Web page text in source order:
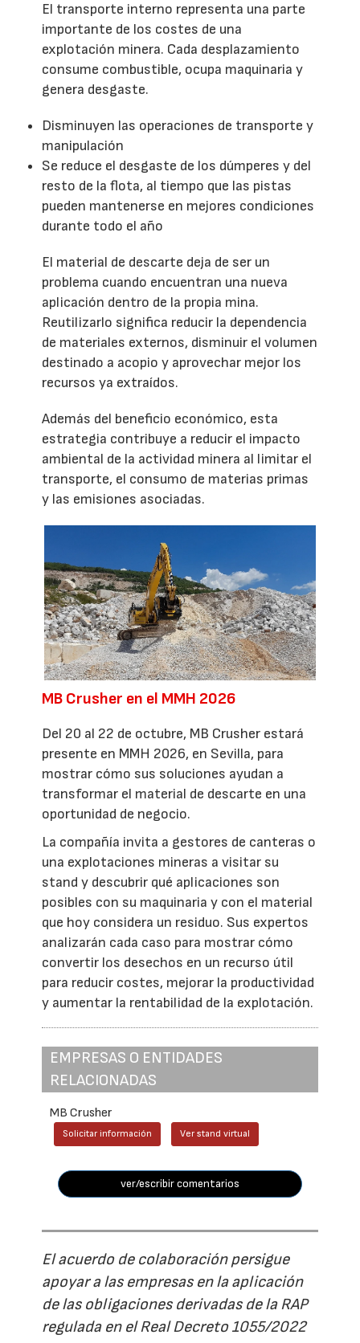
El transporte interno representa una parte
importante de los costes de una
explotación minera. Cada desplazamiento
consume combustible, ocupa maquinaria y
genera desgaste.
Disminuyen las operaciones de transporte y
manipulación
Se reduce el desgaste de los dúmperes y del
resto de la flota, al tiempo que las pistas
pueden mantenerse en mejores condiciones
durante todo el año
El material de descarte deja de ser un
problema cuando encuentran una nueva
aplicación dentro de la propia mina.
Reutilizarlo significa reducir la dependencia
de materiales externos, disminuir el volumen
destinado a acopio y aprovechar mejor los
recursos ya extraídos.
Además del beneficio económico, esta
estrategia contribuye a reducir el impacto
ambiental de la actividad minera al limitar el
transporte, el consumo de materias primas
y las emisiones asociadas.
MB Crusher en el MMH 2026
Del 20 al 22 de octubre, MB Crusher estará
presente en MMH 2026, en Sevilla, para
mostrar cómo sus soluciones ayudan a
transformar el material de descarte en una
oportunidad de negocio.
La compañía invita a gestores de canteras o
una explotaciones mineras a visitar su
stand y descubrir qué aplicaciones son
posibles con su maquinaria y con el material
que hoy considera un residuo. Sus expertos
analizarán cada caso para mostrar cómo
convertir los desechos en un recurso útil
para reducir costes, mejorar la productividad
y aumentar la rentabilidad de la explotación.
EMPRESAS O ENTIDADES
RELACIONADAS
MB Crusher
Solicitar información Ver stand virtual
ver/escribir comentarios
El acuerdo de colaboración persigue
apoyar a las empresas en la aplicación
de las obligaciones derivadas de la RAP
regulada en el Real Decreto 1055/2022